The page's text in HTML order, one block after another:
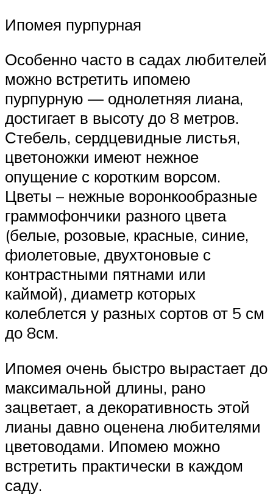
Ипомея пурпурная
Особенно часто в садах любителей
можно встретить ипомею
пурпурную — однолетняя лиана,
достигает в высоту до 8 метров.
Стебель, сердцевидные листья,
цветоножки имеют нежное
опущение с коротким ворсом.
Цветы – нежные воронкообразные
граммофончики разного цвета
(белые, розовые, красные, синие,
фиолетовые, двухтоновые с
контрастными пятнами или
каймой), диаметр которых
колеблется у разных сортов от 5 см
до 8см.
Ипомея очень быстро вырастает до
максимальной длины, рано
зацветает, а декоративность этой
лианы давно оценена любителями
цветоводами. Ипомею можно
встретить практически в каждом
саду.